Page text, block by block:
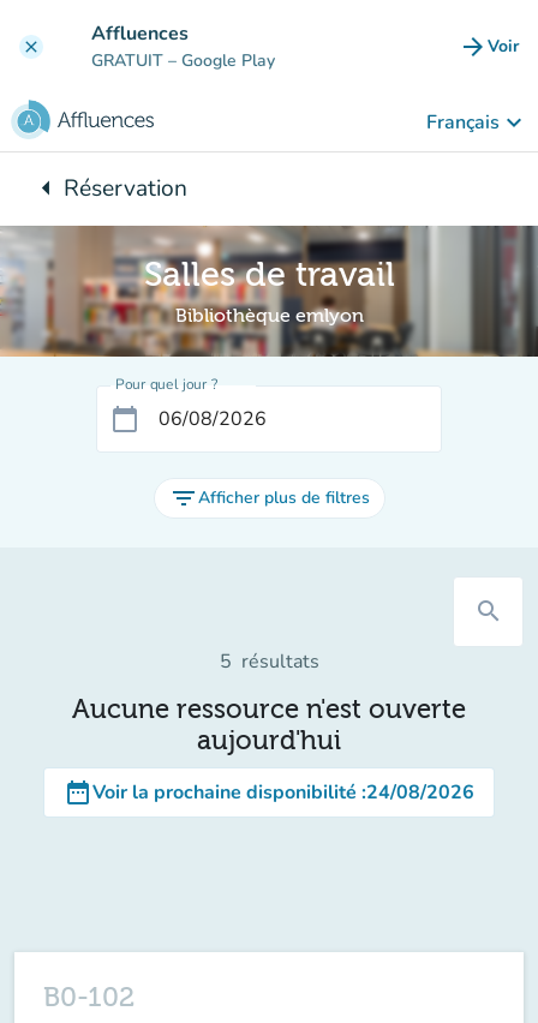
clear Affluences
GRATUIT – Google Play arrow_forward Voir
Français keyboard_arrow_down
arrow_leftRetour à :
Réservation
Salles de travail
Bibliothèque emlyon
Pour quel jour ?
calendar_today
filter_listAfficher plus de filtres
search
5 résultats
Aucune ressource n'est ouverte
aujourd'hui
date_rangeVoir la prochaine disponibilité :24/08/2026
B0-102